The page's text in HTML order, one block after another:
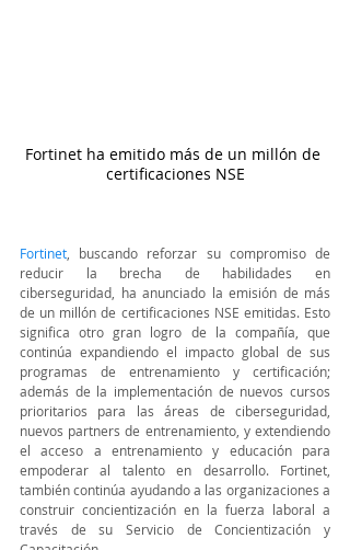
Fortinet ha emitido más de un millón de
certificaciones NSE
Fortinet , buscando reforzar su compromiso de
reducir la brecha de habilidades en
ciberseguridad, ha anunciado la emisión de más
de un millón de certificaciones NSE emitidas. Esto
significa otro gran logro de la compañía, que
continúa expandiendo el impacto global de sus
programas de entrenamiento y certificación;
además de la implementación de nuevos cursos
prioritarios para las áreas de ciberseguridad,
nuevos partners de entrenamiento, y extendiendo
el acceso a entrenamiento y educación para
empoderar al talento en desarrollo. Fortinet,
también continúa ayudando a las organizaciones a
construir concientización en la fuerza laboral a
través de su Servicio de Concientización y